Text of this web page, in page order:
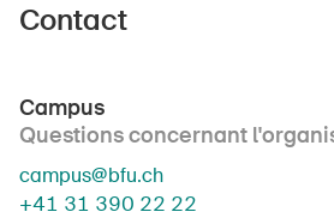
Contact
Campus
Questions concernant
campus@bfu.ch
+41 31 390 22 22